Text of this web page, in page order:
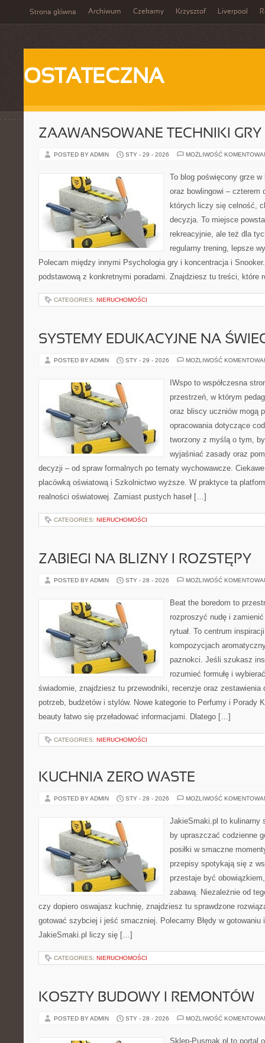
Strona główna Archiwum Czekamy Krzysztof Liverpool
OSTATECZNA
ZAAWANSOWANE TECHNIKI GRY
POSTED BY ADMIN STY - 29 - 2026 MOŻLIWOŚĆ
To blog poświęcony grze
oraz bowlingowi – czterem
których liczy się celność,
decyzja. To miejsce
rekreacyjnie, ale też dla
regularny trening, lepsze
Polecam między innymi Psychologia gry i koncentracja i
podstawową z konkretnymi poradami. Znajdziesz tu treści, które
CATEGORIES: NIERUCHOMOŚCI
SYSTEMY EDUKACYJNE NA
POSTED BY ADMIN STY - 29 - 2026 MOŻLIWOŚĆ
IWspo to współczesna
przestrzeń, w którym
oraz bliscy uczniów mogą
opracowania dotyczące
tworzony z myślą o tym,
wyjaśniać zasady oraz
decyzji – od spraw formalnych po tematy wychowawcze.
placówką oświatową i Szkolnictwo wyższe. W praktyce ta
realności oświatowej. Zamiast pustych haseł […]
CATEGORIES: NIERUCHOMOŚCI
ZABIEGI NA BLIZNY I ROZSTĘPY
POSTED BY ADMIN STY - 28 - 2026 MOŻLIWOŚĆ
Beat the boredom to
rozproszyć nudę i
rytuał. To centrum
kompozycjach
paznokci. Jeśli szukasz
rozumieć formułę i
świadomie, znajdziesz tu przewodniki, recenzje oraz zestawienia
potrzeb, budżetów i stylów. Nowe kategorie to Perfumy i Porady
beauty łatwo się przeładować informacjami. Dlatego […]
CATEGORIES: NIERUCHOMOŚCI
KUCHNIA ZERO WASTE
POSTED BY ADMIN STY - 28 - 2026 MOŻLIWOŚĆ
JakieSmaki.pl to kulinarny
by upraszczać codzienne
posiłki w smaczne
przepisy spotykają się z
przestaje być
zabawą. Niezależnie od
czy dopiero oswajasz kuchnię, znajdziesz tu sprawdzone
gotować szybciej i jeść smaczniej. Polecamy Błędy w gotowaniu
JakieSmaki.pl liczy się […]
CATEGORIES: NIERUCHOMOŚCI
KOSZTY BUDOWY I REMONTÓW
POSTED BY ADMIN STY - 28 - 2026 MOŻLIWOŚĆ
Sklep-Pusmak.pl to portal